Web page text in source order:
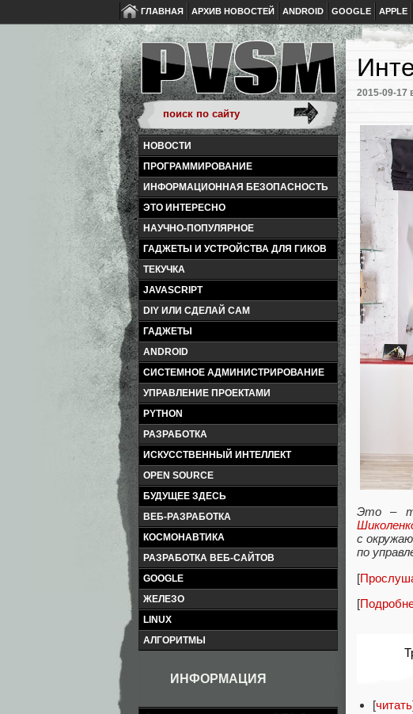
ГЛАВНАЯ АРХИВ НОВОСТЕЙ ANDROID GOOGLE APPLE
НОВОСТИ
ПРОГРАММИРОВАНИЕ
ИНФОРМАЦИОННАЯ БЕЗОПАСНОСТЬ
ЭТО ИНТЕРЕСНО
НАУЧНО-ПОПУЛЯРНОЕ
ГАДЖЕТЫ И УСТРОЙСТВА ДЛЯ ГИКОВ
ТЕКУЧКА
JAVASCRIPT
DIY ИЛИ СДЕЛАЙ САМ
ГАДЖЕТЫ
ANDROID
СИСТЕМНОЕ АДМИНИСТРИРОВАНИЕ
УПРАВЛЕНИЕ ПРОЕКТАМИ
PYTHON
РАЗРАБОТКА
ИСКУССТВЕННЫЙ ИНТЕЛЛЕКТ
OPEN SOURCE
БУДУЩЕЕ ЗДЕСЬ
ВЕБ-РАЗРАБОТКА
КОСМОНАВТИКА
РАЗРАБОТКА ВЕБ-САЙТОВ
GOOGLE
ЖЕЛЕЗО
LINUX
АЛГОРИТМЫ
ИНФОРМАЦИЯ
2015-09-17
Это –
с
по
[
[
[читать